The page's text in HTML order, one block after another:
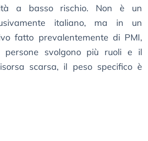
a basso rischio. Non è un
italiano, ma in un
fatto prevalentemente di PMI,
persone svolgono più ruoli e il
scarsa, il peso specifico è